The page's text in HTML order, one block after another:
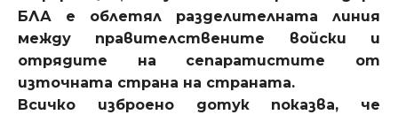
БЛА е облетял разделителната линия
между правителствените войски и
отрядите на сепаратистите от
източната страна на страната.
Всичко изброено дотук показва, че